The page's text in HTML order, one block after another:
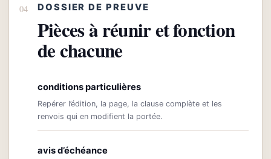
DOSSIER DE PREUVE
Pièces à réunir et fonction
de chacune
conditions particulières
Repérer l’édition, la page, la clause complète et les
renvois qui en modifient la portée.
avis d’échéance